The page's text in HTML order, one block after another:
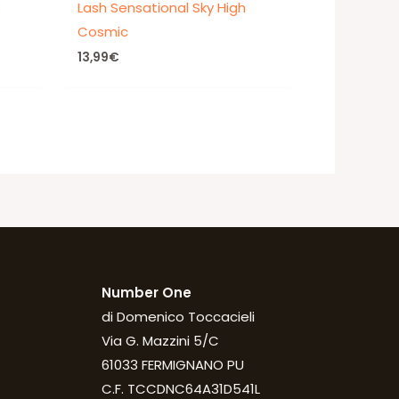
Lash Sensational Sky High
Cosmic
13,99€
Number One
di Domenico Toccacieli
Via G. Mazzini 5/C
61033 FERMIGNANO PU
C.F. TCCDNC64A31D541L